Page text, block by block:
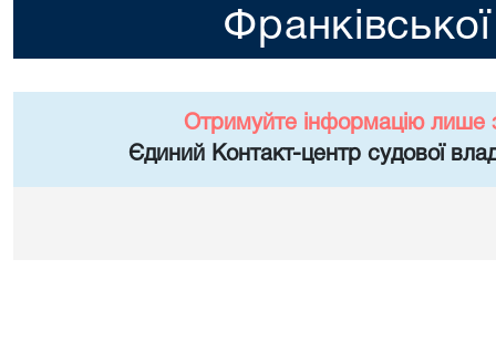
Отримуйте інформацію лише
Єдиний Контакт-центр судової